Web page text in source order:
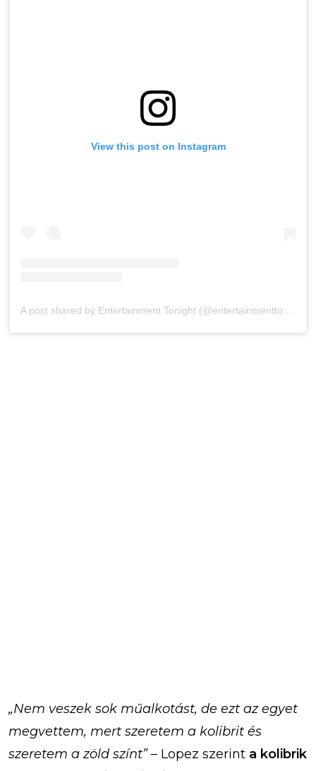
View this post on Instagram
„Nem veszek sok műalkotást, de ezt az egyet
megvettem, mert szeretem a kolibrit és
szeretem a zöld színt”– Lopez szerint a kolibrik